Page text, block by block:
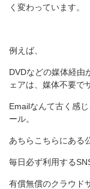
く変わっています。
例えば、
DVDなどの媒体経由
ェアは、媒体不要で
Emailなんて古く感
ール。
あちらこちらにある
毎日必ず利用する
有償無償のクラウド